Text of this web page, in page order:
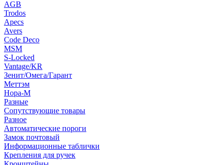
AGB
Trodos
Apecs
Avers
Code Deco
MSM
S-Locked
Vantage/KR
Зенит/Омега/Гарант
Меттэм
Нора-М
Разные
Сопутствующие товары
Разное
Автоматические пороги
Замок почтовый
Информационные таблички
Крепления для ручек